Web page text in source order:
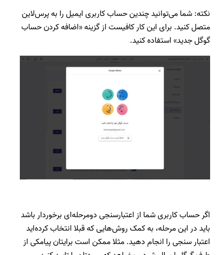
نکته: شما می‌توانید چندین حساب کاربری ایمیل را به پرس‌لاین
متصل کنید. برای این کار کافیست از گزینه «اضافه کردن حساب
گوگل جدید» استفاده کنید.
اگر حساب کاربری شما از اعتبارسنجی دومرحله‌ای برخوردار باشد
باید در این مرحله، به کمک روش‌هایی که قبلا انتخاب کرده‌اید
اعتبار سنجی را انجام دهید. مثلا ممکن است برایتان پیامکی از